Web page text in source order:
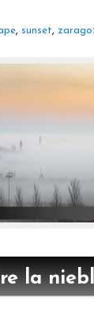
, sunset,
la